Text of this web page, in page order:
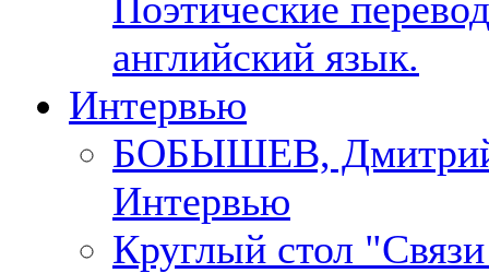
Поэтические
английский язык.
Интервью
БОБЫШЕВ,
Интервью
Круглый стол